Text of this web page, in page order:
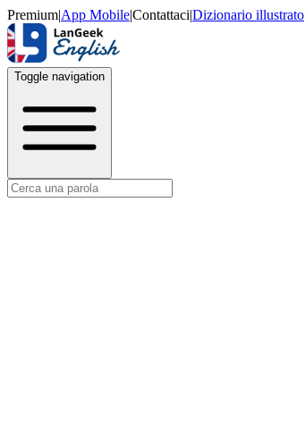
Premium|App Mobile|Contattaci|Dizionario illustrato
Toggle navigation